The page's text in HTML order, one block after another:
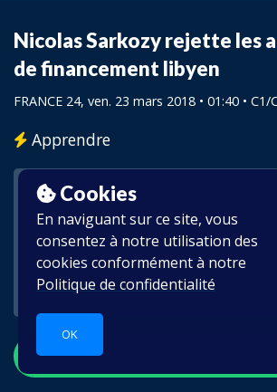
Cookies
En naviguant sur ce site, vous
consentez à notre utilisation des
cookies conformément à notre
Politique de confidentialité
OK
Nicolas Sarkozy rejette les
de financement libyen
FRANCE 24, ven. 23 mars 2018 • 01:40 • C1/
Apprendre
Cette vidéo est réservée aux